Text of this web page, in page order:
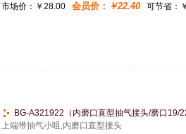
市场价： ￥28.00 会员价： ￥22.40 可节省：
BG-A321922（内磨口直型抽气接头/磨口19/
上端带抽气小咀,内磨口直型接头